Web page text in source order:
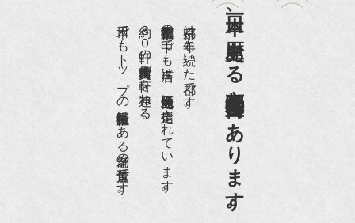
日本一、歴史ある
京都祇園骨董街にあります。
京都は千年も続いた都です。
京都祇園骨董街の中でも当店は、歴史的保全地区に指定されています。
約８０軒の古美術骨董商が軒を連ねる、
日本でもトップの祇園骨董街にある老舗の骨董店です。